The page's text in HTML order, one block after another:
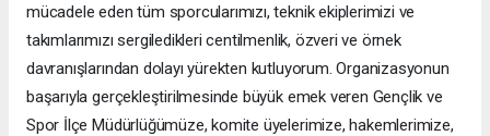
mücadele eden tüm sporcularımızı, teknik ekiplerimizi ve
takımlarımızı sergiledikleri centilmenlik, özveri ve örnek
davranışlarından dolayı yürekten kutluyorum. Organizasyonun
başarıyla gerçekleştirilmesinde büyük emek veren Gençlik ve
Spor İlçe Müdürlüğümüze, komite üyelerimize, hakemlerimize,